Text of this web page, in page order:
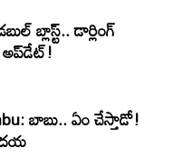
బ్లాస్ట్.. డార్లింగ్
అప్‌డేట్!
బాబు.. ఏం చేస్తాడో!
ద‌య‌